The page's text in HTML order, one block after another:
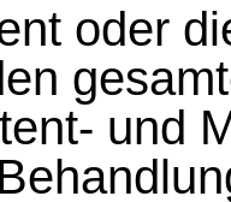
oder
und